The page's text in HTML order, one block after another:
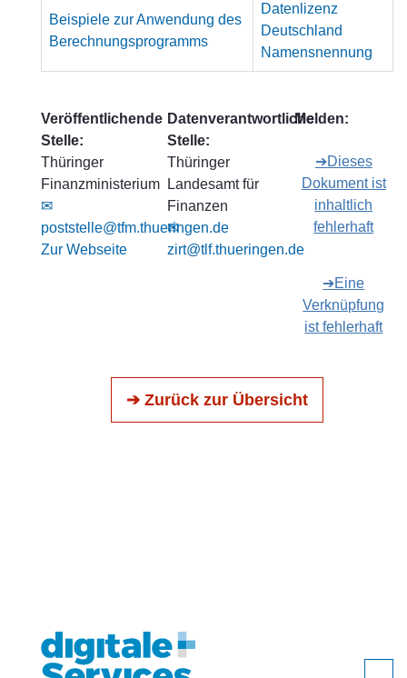
Beispiele zur Anwendung des
Berechnungsprogramms
Datenlizenz
Deutschland
Namensnennung
Veröffentlichende
Stelle:
Thüringer
Finanzministerium
✉
poststelle@tfm.thueringen.de
Zur Webseite
Datenverantwortliche
Stelle:
Thüringer
Landesamt für
Finanzen
✉
zirt@tlf.thueringen.de
Melden:
➔Dieses
Dokument ist
inhaltlich
fehlerhaft
➔Eine
Verknüpfung
ist fehlerhaft
➔ Zurück zur Übersicht